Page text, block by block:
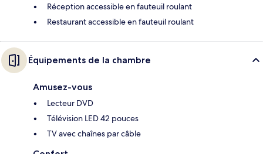
Réception accessible en fauteuil roulant
Restaurant accessible en fauteuil roulant
Équipements de la chambre
Amusez-vous
Lecteur DVD
Télévision LED 42 pouces
TV avec chaînes par câble